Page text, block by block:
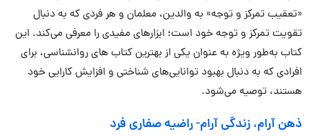
«تعقیب تمرکز و توجه» به والدین، معلمان و هر فردی که به دنبال
تقویت تمرکز و توجه خود است؛ ابزارهای مفیدی را معرفی می‌کند. این
کتاب به‌طور ویژه به عنوان یکی از بهترین کتاب های روانشناسی، برای
افرادی که به دنبال بهبود توانایی‌های شناختی و افزایش کارایی خود
هستند، توصیه می‌شود.
ذهن آرام، زندگی آرام- راضیه صفاری فرد